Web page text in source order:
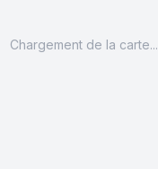
Chargement de la carte...